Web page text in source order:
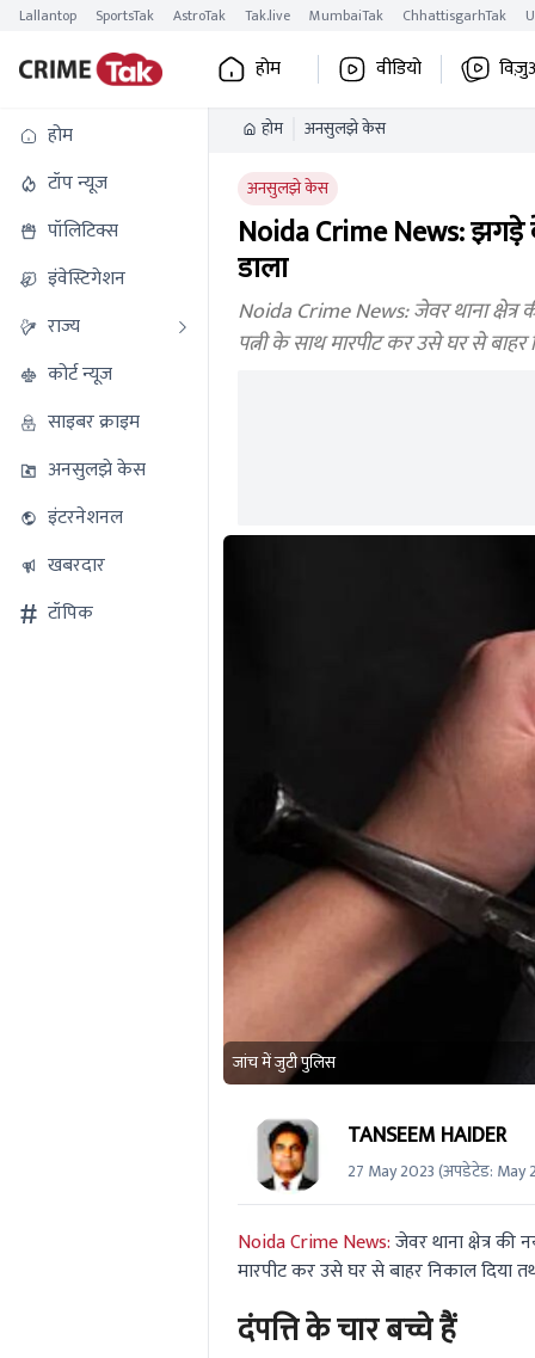
Lallantop SportsTak AstroTak Tak.live MumbaiTak ChhattisgarhTak
होम वीडियो
होम
टॉप न्यूज
पॉलिटिक्स
इंवेस्टिगेशन
राज्य
कोर्ट न्यूज
साइबर क्राइम
अनसुलझे केस
इंटरनेशनल
खबरदार
टॉपिक
होम अनसुलझे केस
अनसुलझे केस
Noida Crime News: झगड़े
डाला
Noida Crime News: जेवर थाना क्षेत्र
पत्नी के साथ मारपीट कर उसे घर से
जांच में जुटी पुलिस
TANSEEM HAIDER
27 May 2023(अपडेटेड: May
Noida Crime News:जेवर थाना क्षेत्र
मारपीट कर उसे घर से बाहर निकाल दिया
दंपत्ति के चार बच्चे हैं